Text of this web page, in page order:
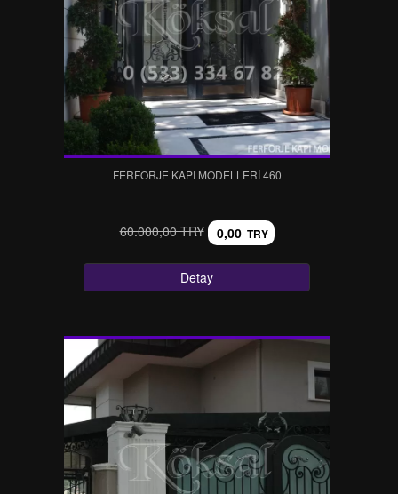
FERFORJE KAPI MODELLERI 460
60.000,00 TRY 0,00 TRY
Detay